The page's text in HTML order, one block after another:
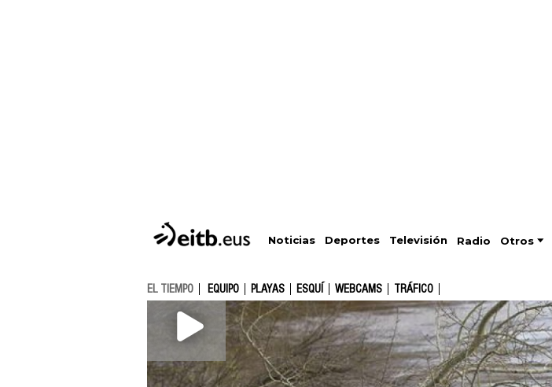
Noticias Deportes Televisión Radio Otros
EL TIEMPO EQUIPO PLAYAS ESQUÍ WEBCAMS TRÁFICO